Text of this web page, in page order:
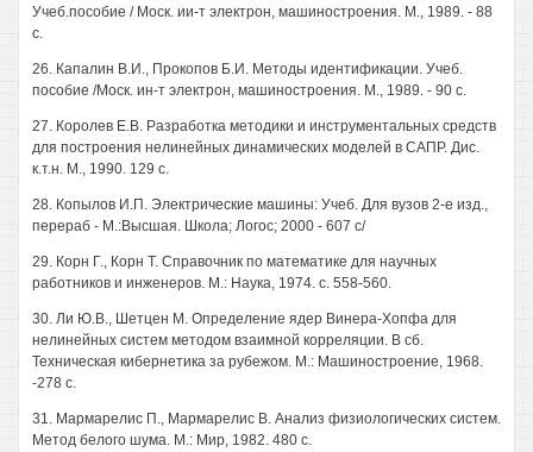
Учеб.пособие / Моск. ии-т электрон, машиностроения. М., 1989. - 88
с.
26. Капалин В.И., Прокопов Б.И. Методы идентификации. Учеб.
пособие /Моск. ин-т электрон, машиностроения. М., 1989. - 90 с.
27. Королев Е.В. Разработка методики и инструментальных средств
для построения нелинейных динамических моделей в САПР. Дис.
к.т.н. М., 1990. 129 с.
28. Копылов И.П. Электрические машины: Учеб. Для вузов 2-е изд.,
перераб - М.:Высшая. Школа; Логос; 2000 - 607 с/
29. Корн Г., Корн Т. Справочник по математике для научных
работников и инженеров. М.: Наука, 1974. с. 558-560.
30. Ли Ю.В., Шетцен М. Определение ядер Винера-Хопфа для
нелинейных систем методом взаимной корреляции. В сб.
Техническая кибернетика за рубежом. М.: Машиностроение, 1968.
-278 с.
31. Мармарелис П., Мармарелис В. Анализ физиологических систем.
Метод белого шума. М.: Мир, 1982. 480 с.